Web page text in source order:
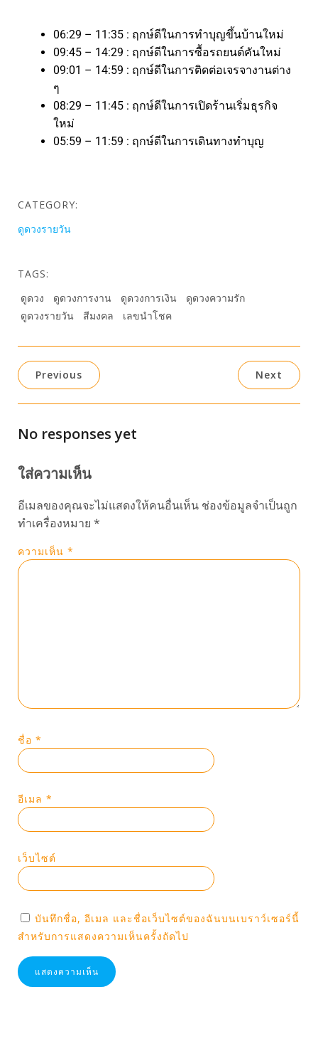
06:29 – 11:35 : ฤกษ์ดีในการทำบุญขึ้นบ้านใหม่
09:45 – 14:29 : ฤกษ์ดีในการซื้อรถยนต์คันใหม่
09:01 – 14:59 : ฤกษ์ดีในการติดต่อเจรจางานต่าง
ๆ
08:29 – 11:45 : ฤกษ์ดีในการเปิดร้านเริ่มธุรกิจ
ใหม่
05:59 – 11:59 : ฤกษ์ดีในการเดินทางทำบุญ
CATEGORY:
ดูดวงรายวัน
TAGS:
ดูดวง
ดูดวงการงาน ดูดวงการเงิน
ดูดวงความรัก
ดูดวงรายวัน
สีมงคล เลขนำโชค
Previous Next
No responses yet
ใส่ความเห็น
อีเมลของคุณจะไม่แสดงให้คนอื่นเห็น ช่องข้อมูลจำเป็นถูก
ทำเครื่องหมาย *
ความเห็น *
ชื่อ *
อีเมล *
เว็บไซต์
บันทึกชื่อ, อีเมล และชื่อเว็บไซต์ของฉันบนเบราว์เซอร์นี้
สำหรับการแสดงความเห็นครั้งถัดไป